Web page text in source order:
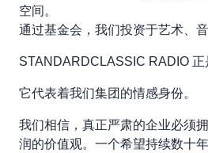
空间。
通过基金会，我们投资于艺术、音
STANDARDCLASSIC RADIO 正
它代表着我们集团的情感身份。
我们相信，真正严肃的企业必须
润的价值观。一个希望持续数十